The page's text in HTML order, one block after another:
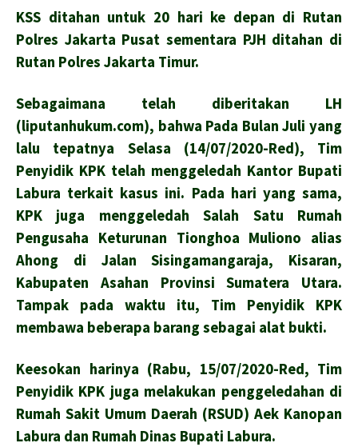
KSS ditahan untuk 20 hari ke depan di Rutan
Polres Jakarta Pusat sementara PJH ditahan di
Rutan Polres Jakarta Timur.
Sebagaimana telah diberitakan LH
(liputanhukum.com), bahwa Pada Bulan Juli yang
lalu tepatnya Selasa (14/07/2020-Red), Tim
Penyidik KPK telah menggeledah Kantor Bupati
Labura terkait kasus ini. Pada hari yang sama,
KPK juga menggeledah Salah Satu Rumah
Pengusaha Keturunan Tionghoa Muliono alias
Ahong di Jalan Sisingamangaraja, Kisaran,
Kabupaten Asahan Provinsi Sumatera Utara.
Tampak pada waktu itu, Tim Penyidik KPK
membawa beberapa barang sebagai alat bukti.
Keesokan harinya (Rabu, 15/07/2020-Red, Tim
Penyidik KPK juga melakukan penggeledahan di
Rumah Sakit Umum Daerah (RSUD) Aek Kanopan
Labura dan Rumah Dinas Bupati Labura.